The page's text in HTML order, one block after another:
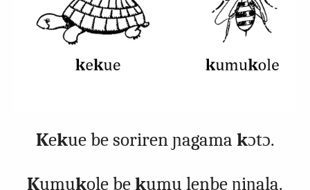
Kekue be soriren ɲagama kɔtɔ.
Kumukole bekumu lenbe ɲiɲala.